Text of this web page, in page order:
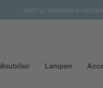
Summer
Voor u! Kosteloze
Submenu van
Lampen